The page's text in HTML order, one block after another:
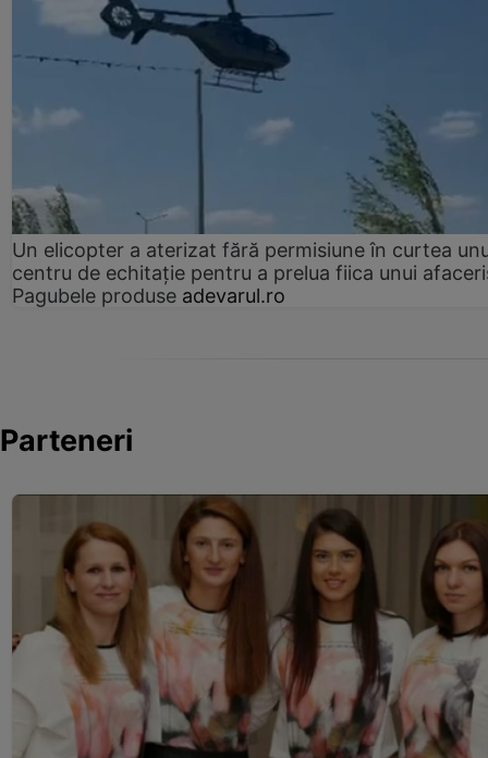
Un elicopter a aterizat fără permisiune în curtea
centru de echitație pentru a prelua fiica unui
Pagubele produse adevarul.ro
Parteneri